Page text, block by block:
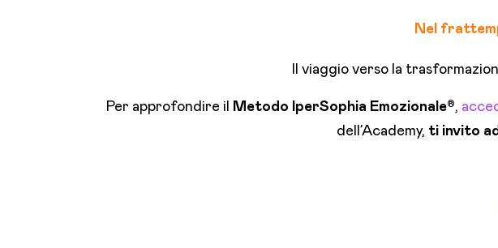
Nel
Il viaggio verso la
Per approfondire il Metodo IperSophia Emozionale®,
dell’Academy, ti invito